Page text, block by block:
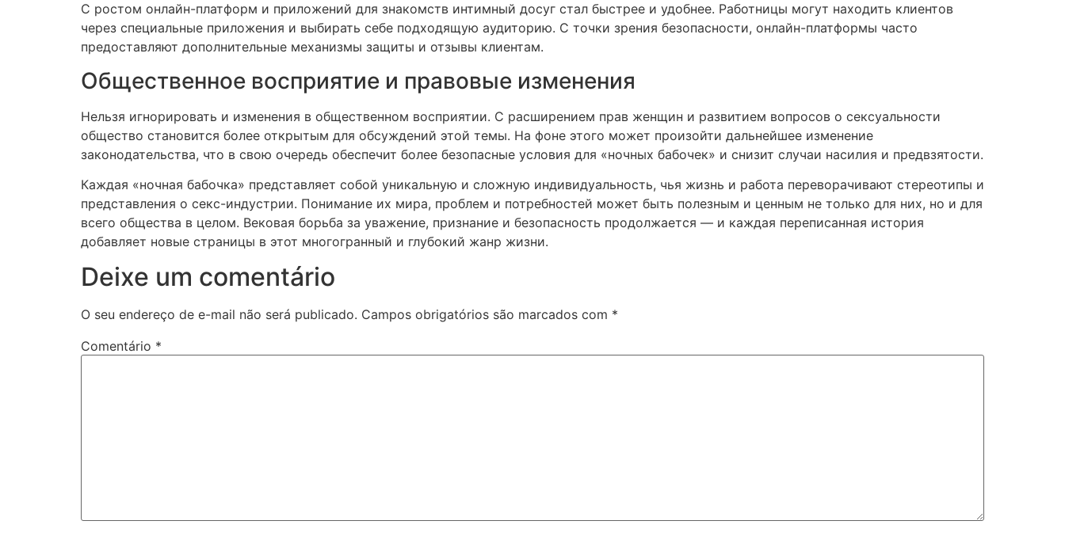
С ростом онлайн-платформ и приложений для знакомств интимный досуг стал быстрее и удобнее. Работницы могут находить клиентов
через специальные приложения и выбирать себе подходящую аудиторию. С точки зрения безопасности, онлайн-платформы часто
предоставляют дополнительные механизмы защиты и отзывы клиентам.
Общественное восприятие и правовые изменения
Нельзя игнорировать и изменения в общественном восприятии. С расширением прав женщин и развитием вопросов о сексуальности
общество становится более открытым для обсуждений этой темы. На фоне этого может произойти дальнейшее изменение
законодательства, что в свою очередь обеспечит более безопасные условия для «ночных бабочек» и снизит случаи насилия и предвзятости.
Каждая «ночная бабочка» представляет собой уникальную и сложную индивидуальность, чья жизнь и работа переворачивают стереотипы и
представления о секс-индустрии. Понимание их мира, проблем и потребностей может быть полезным и ценным не только для них, но и для
всего общества в целом. Вековая борьба за уважение, признание и безопасность продолжается — и каждая переписанная история
добавляет новые страницы в этот многогранный и глубокий жанр жизни.
Deixe um comentário
O seu endereço de e-mail não será publicado. Campos obrigatórios são marcados com *
Comentário *